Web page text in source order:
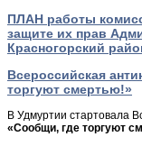
ПЛАН работы
защите их прав
Красногорский
Всероссийская
торгуют смертью!»
В Удмуртии стартовала
«Сообщи, где торгуют